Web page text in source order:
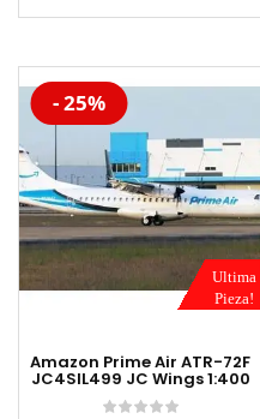
-20%
Ultima
Pieza!
- 25%
Amazon Prime Air ATR-72F
JC4SIL499 JC Wings 1:400